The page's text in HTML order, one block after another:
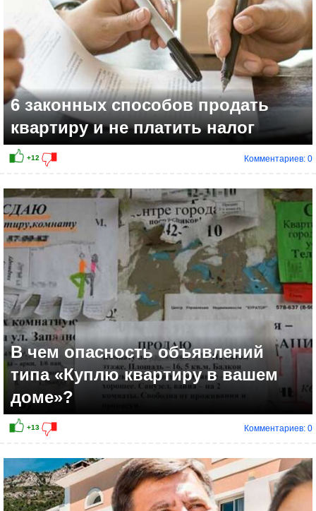
6 законных способов продать
квартиру и не платить налог
Комментариев: 0
В чем опасность объявлений
типа «Куплю квартиру в вашем
доме»?
Комментариев: 0